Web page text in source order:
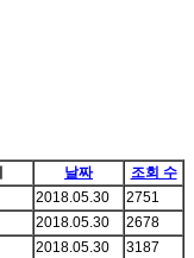
날짜
조회 수
2018.05.30
2751
2018.05.30
2678
2018.05.30
3187